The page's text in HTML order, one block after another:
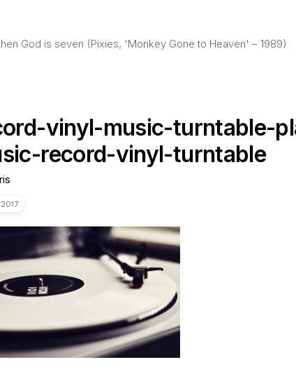
God is seven (Pixies, 'Monkey Gone to Heaven' – 1989)
vinyl-music-turntable-
record-vinyl-turntable